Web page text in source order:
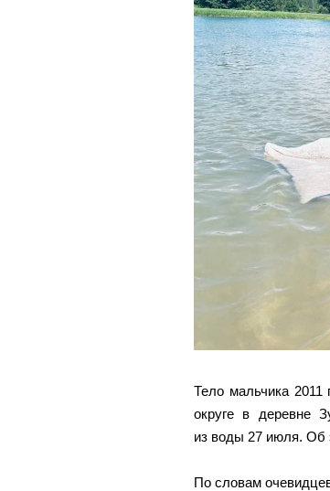
Тело мальчика 2011
округе в деревне
из воды 27 июля. Об
По словам